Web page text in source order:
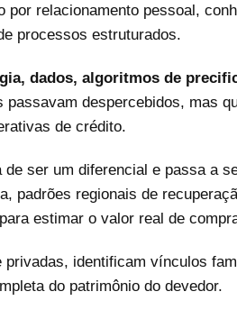
relacionamento pessoal,
processos estruturados.
dados, algoritmos de
despercebidos, mas
de crédito.
ser um diferencial e passa a
padrões regionais de
estimar o valor real de
identificam vínculos
do patrimônio do devedor.